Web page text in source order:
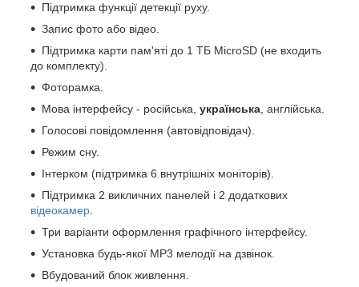
Підтримка функції детекції руху.
Запис фото або відео.
Підтримка карти пам'яті до 1 ТБ MicroSD (не входить
до комплекту).
Фоторамка.
Мова інтерфейсу - російська, українська, англійська.
Голосові повідомлення (автовідповідач).
Режим сну.
Інтерком (підтримка 6 внутрішніх моніторів).
Підтримка 2 викличних панелей і 2 додаткових
відеокамер.
Три варіанти оформлення графічного інтерфейсу.
Установка будь-якої MP3 мелодії на дзвінок.
Вбудований блок живлення.